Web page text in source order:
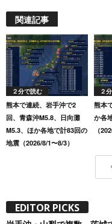
関連記事
２分で読む
熊本で連続、岩手沖で2
回、青森沖M5.8、日向灘
M5.3、ほか各地で計83回の
地震（2026/8/1〜8/3）
２
熊本
か各
（
EDITOR PICKS